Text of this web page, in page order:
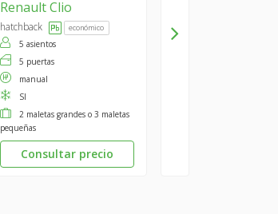
RenaultClio
hatchback económico
5 asientos
5 puertas
manual
SI
2 maletas grandes o 3 maletas
pequeñas
Consultar precio